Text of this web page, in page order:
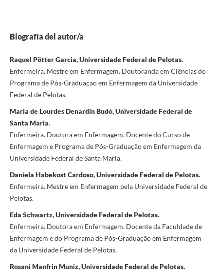
Biografía del autor/a
Raquel Pötter Garcia, Universidade Federal de Pelotas.
Enfermeira. Mestre em Enfermagem. Doutoranda em Ciências do
Programa de Pós-Graduaçao em Enfermagem da Universidade
Federal de Pelotas.
Maria de Lourdes Denardin Budó, Universidade Federal de
Santa Maria.
Enfermeira. Doutora em Enfermagem. Docente do Curso de
Enfermagem e Programa de Pós-Graduação em Enfermagem da
Universidade Federal de Santa Maria.
Daniela Habekost Cardoso, Universidade Federal de Pelotas.
Enfermeira. Mestre em Enfermagem pela Universidade Federal de
Pelotas.
Eda Schwartz, Universidade Federal de Pelotas.
Enfermeira. Doutora em Enfermagem. Docente da Faculdade de
Enfermagem e do Programa de Pós-Graduação em Enfermagem
da Universidade Federal de Pelotas.
Rosani Manfrin Muniz, Universidade Federal de Pelotas.